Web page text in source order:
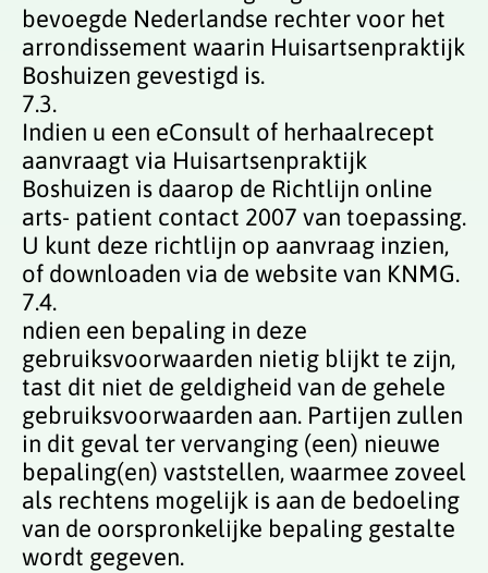
bevoegde Nederlandse rechter voor het
arrondissement waarin Huisartsenpraktijk
Boshuizen gevestigd is.
7.3.
Indien u een eConsult of herhaalrecept
aanvraagt via Huisartsenpraktijk
Boshuizen is daarop de Richtlijn online
arts- patient contact 2007 van toepassing.
U kunt deze richtlijn op aanvraag inzien,
of downloaden via de website van KNMG.
7.4.
ndien een bepaling in deze
gebruiksvoorwaarden nietig blijkt te zijn,
tast dit niet de geldigheid van de gehele
gebruiksvoorwaarden aan. Partijen zullen
in dit geval ter vervanging (een) nieuwe
bepaling(en) vaststellen, waarmee zoveel
als rechtens mogelijk is aan de bedoeling
van de oorspronkelijke bepaling gestalte
wordt gegeven.